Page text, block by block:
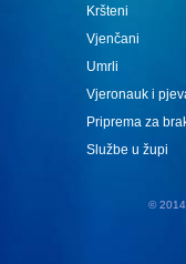
Kršteni
Vjenčani
Umrli
Vjeronauk i
Priprema za
Službe u župi
© 2014